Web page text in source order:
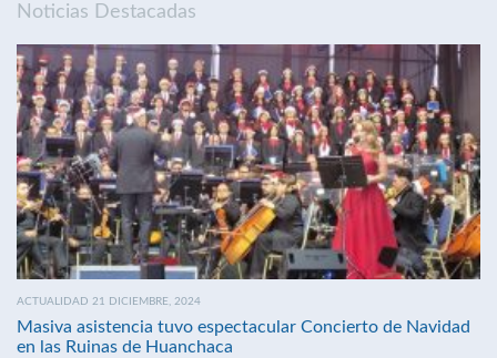
Noticias Destacadas
ACTUALIDAD 21 DICIEMBRE, 2024
Masiva asistencia tuvo espectacular Concierto de Navidad
en las Ruinas de Huanchaca